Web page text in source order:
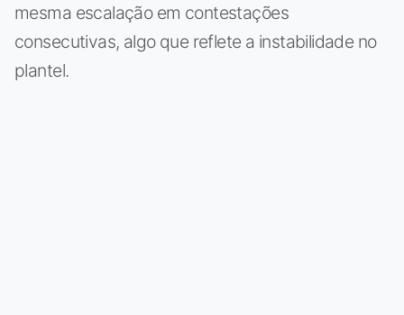
mesma escalação em contestações
consecutivas, algo que reflete a instabilidade no
plantel.